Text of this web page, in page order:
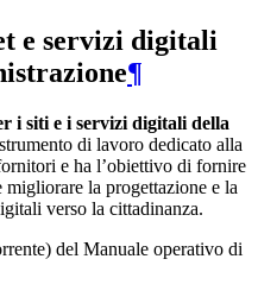
e servizi digitali
¶
i siti e i servizi digitali della
di lavoro dedicato alla
e ha l’obiettivo di fornire
la progettazione e la
verso la cittadinanza.
del Manuale operativo di